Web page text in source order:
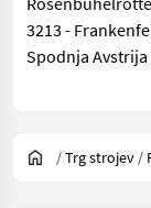
3213 -
Spodnja Avstrija
/Trg strojev /